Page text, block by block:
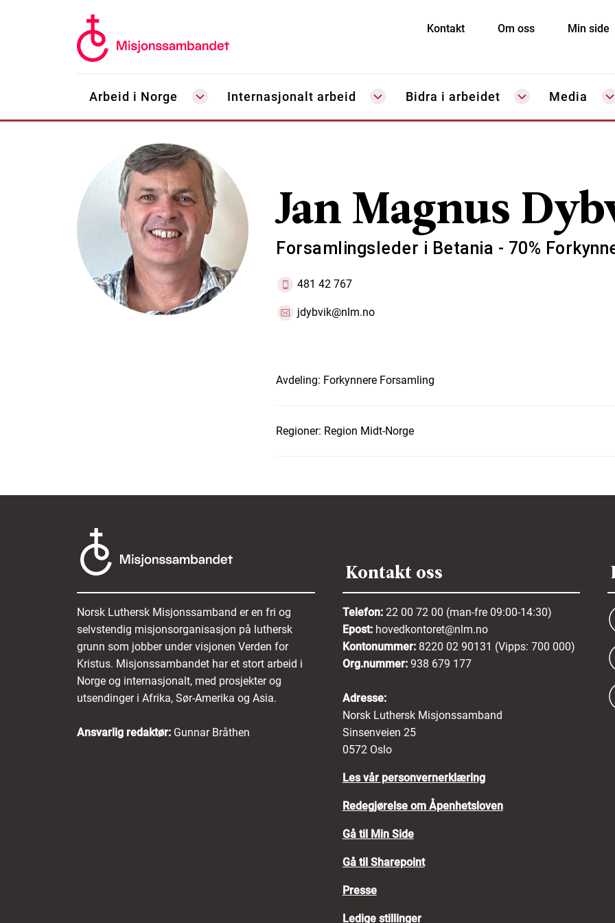
Kontakt Om oss Min side
Arbeid i Norge Internasjonalt arbeid Bidra i arbeidet Media
Jan Magnus
Forsamlingsleder i Betania - 70%
481 42 767
jdybvik@nlm.no
Avdeling: Forkynnere Forsamling
Regioner: Region Midt-Norge
Norsk Luthersk Misjonssamband er en fri og
selvstendig misjonsorganisasjon på luthersk
grunn som jobber under visjonen Verden for
Kristus. Misjonssambandet har et stort arbeid i
Norge og internasjonalt, med prosjekter og
utsendinger i Afrika, Sør-Amerika og Asia.
Ansvarlig redaktør: Gunnar Bråthen
Kontakt oss
Telefon: 22 00 72 00 (man-fre 09:00-14:30)
Epost: hovedkontoret@nlm.no
Kontonummer: 8220 02 90131 (Vipps: 700 000)
Org.nummer: 938 679 177
Adresse:
Norsk Luthersk Misjonssamband
Sinsenveien 25
0572 Oslo
Les vår personvernerklæring
Redegjørelse om Åpenhetsloven
Gå til Min Side
Gå til Sharepoint
Presse
Ledige stillinger